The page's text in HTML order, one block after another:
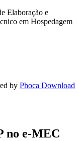
Elaboração e
em Hospedagem
by Phoca Download
no e-MEC